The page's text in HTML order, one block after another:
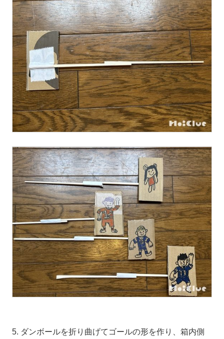
5. ダンボールを折り曲げてゴールの形を作り、箱内側